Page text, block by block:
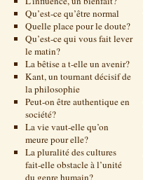
Qu’est-ce qu’être normal
Quelle place pour le doute?
Qu’est-ce qui vous fait lever
le matin?
La bêtise a t-elle un avenir?
Kant, un tournant décisif de
la philosophie
Peut-on être authentique en
société?
La vie vaut-elle qu’on
meure pour elle?
La pluralité des cultures
fait-elle obstacle à l’unité
du genre humain?